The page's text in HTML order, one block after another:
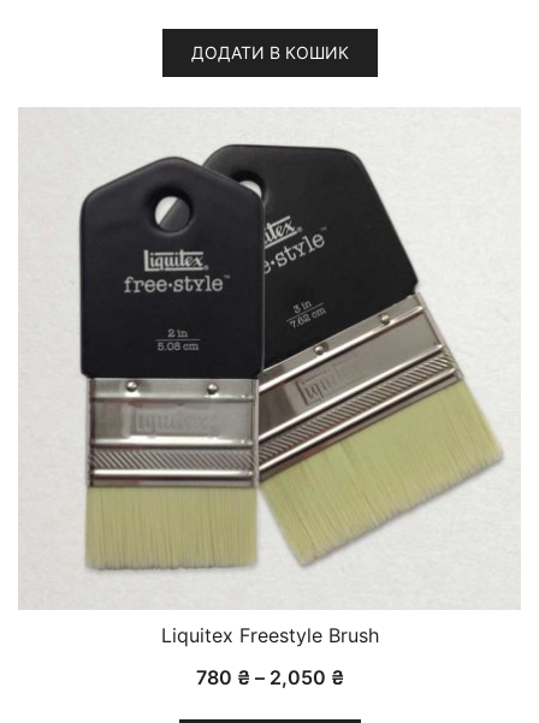
ДОДАТИ В КОШИК
Liquitex Freestyle Brush
780 ₴ – 2,050 ₴Діапазон